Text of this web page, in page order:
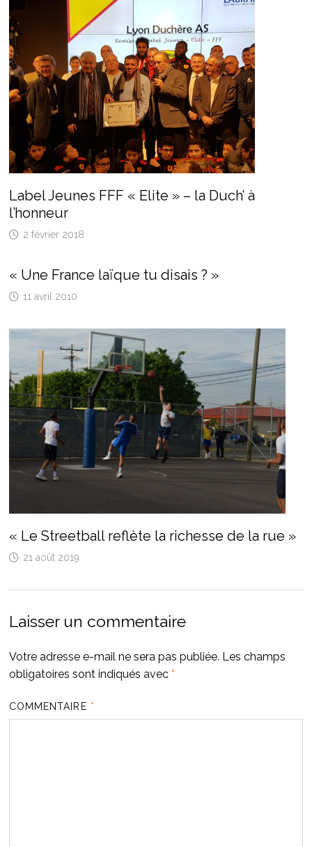
Label Jeunes FFF « Elite » – la Duch’ à
l’honneur
2 février 2018
« Une France laïque tu disais ? »
11 avril 2010
« Le Streetball reflète la richesse de la rue »
21 août 2019
Laisser un commentaire
Votre adresse e-mail ne sera pas publiée. Les champs
obligatoires sont indiqués avec *
COMMENTAIRE *